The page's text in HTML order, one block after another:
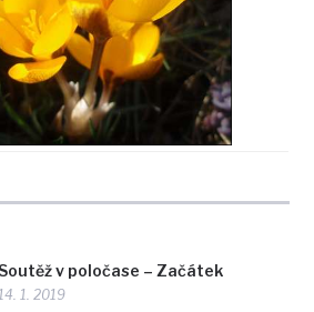
Soutěž v poločase – Začátek
1. 2019